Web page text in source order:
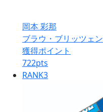
岡本 彩那
ブラウ・ブリッツェン
獲得ポイント
722pts
RANK3